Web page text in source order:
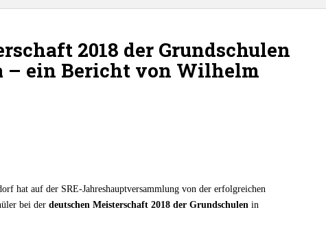
2018 der Grundschulen
– ein Bericht von Wilhelm
hat auf der SRE-Jahreshauptversammlung von der erfolgreichen
bei der deutschen Meisterschaft 2018 der Grundschulen in